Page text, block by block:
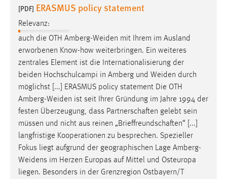
[PDF] ERASMUS policy statement
Relevanz:
auch die OTH Amberg-Weiden mit Ihrem im Ausland
erworbenen Know-how weiterbringen. Ein weiteres
zentrales Element ist die Internationalisierung der
beiden Hochschulcampi in Amberg und Weiden durch
möglichst [...] ERASMUS policy statement Die OTH
Amberg-Weiden ist seit Ihrer Gründung im Jahre 1994 der
festen Überzeugung, dass Partnerschaften gelebt sein
müssen und nicht aus reinen „Brieffreundschaften“ [...]
langfristige Kooperationen zu besprechen. Spezieller
Fokus liegt aufgrund der geographischen Lage Amberg-
Weidens im Herzen Europas auf Mittel und Osteuropa
liegen. Besonders in der Grenzregion Ostbayern/T
30 Tage
Chat
Name:
MibewSessionID, MIBEW_UserID, mibew_locale, mibew-
chat-frame-style-5e9dbeb1811c0446
Zweck:
Wird benötigt um die Chatfunktion nutzen zu können.
Cookie Laufzeit:
MibewSessionID, mibew-chat-frame-style-
5e9dbeb1811c0446 = Sitzungslaufzeit, mibew_locale = 3
Jahre, MIBEW_UserID = 1 Jahr